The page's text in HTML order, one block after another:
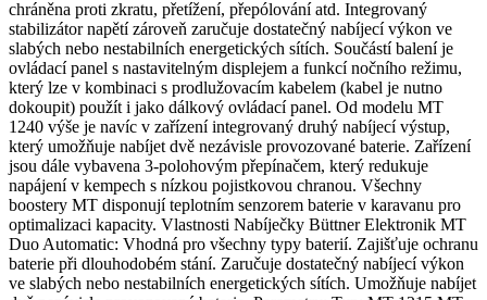
chráněna proti zkratu, přetížení, přepólování atd. Integrovaný
stabilizátor napětí zároveň zaručuje dostatečný nabíjecí výkon ve
slabých nebo nestabilních energetických sítích. Součástí balení je
ovládací panel s nastavitelným displejem a funkcí nočního režimu,
který lze v kombinaci s prodlužovacím kabelem (kabel je nutno
dokoupit) použít i jako dálkový ovládací panel. Od modelu MT
1240 výše je navíc v zařízení integrovaný druhý nabíjecí výstup,
který umožňuje nabíjet dvě nezávisle provozované baterie. Zařízení
jsou dále vybavena 3-polohovým přepínačem, který redukuje
napájení v kempech s nízkou pojistkovou chranou. Všechny
boostery MT disponují teplotním senzorem baterie v karavanu pro
optimalizaci kapacity. Vlastnosti Nabíječky Büttner Elektronik MT
Duo Automatic: Vhodná pro všechny typy baterií. Zajišťuje ochranu
baterie při dlouhodobém stání. Zaručuje dostatečný nabíjecí výkon
ve slabých nebo nestabilních energetických sítích. Umožňuje nabíjet